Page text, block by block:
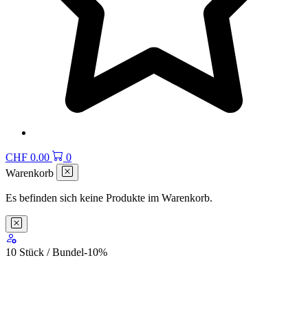
CHF 0.00
0
Warenkorb
Es befinden sich keine Produkte im Warenkorb.
10 Stück / Bundel-10%